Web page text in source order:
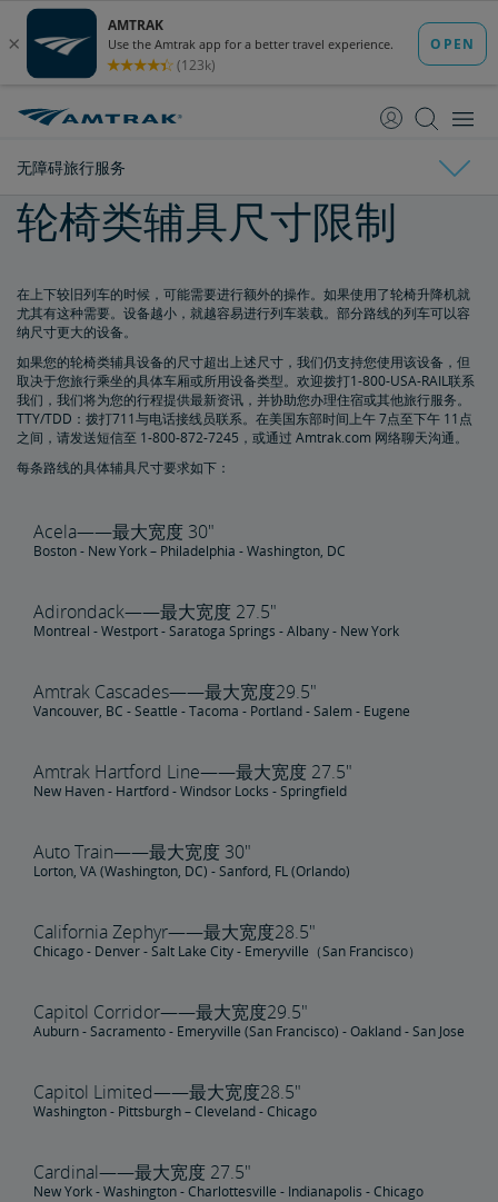
至
至
无障碍旅行服务
车票预订
退款和取消
如何更改预订
如何取消预订
eVoucher
如何使用礼券
交通运输代金券
无障碍旅行服务
为残障乘客预订车票
服务性动物
残障乘客用餐服务
车站无障碍设施
氧气设备
无歧视政策
购买旅行保险，保障安心出行
人身与财产安全
轮椅类辅具尺寸限制
在上下较旧列车的时候，可能需要进行额外的操作。如果使用了轮椅升降机就
尤其有这种需要。设备越小，就越容易进行列车装载。部分路线的列车可以容
纳尺寸更大的设备。
如果您的轮椅类辅具设备的尺寸超出上述尺寸，我们仍支持您使用该设备，但
取决于您旅行乘坐的具体车厢或所用设备类型。欢迎拨打1-800-USA-RAIL联系
我们，我们将为您的行程提供最新资讯，并协助您办理住宿或其他旅行服务。
TTY/TDD：拨打711与电话接线员联系。在美国东部时间上午 7点至下午 11点
之间，请发送短信至 1-800-872-7245，或通过 Amtrak.com 网络聊天沟通。
每条路线的具体辅具尺寸要求如下：
Acela——最大宽度 30"
Boston - New York – Philadelphia - Washington, DC
Adirondack——最大宽度 27.5"
Montreal - Westport - Saratoga Springs - Albany - New York
Amtrak Cascades——最大宽度29.5"
Vancouver, BC - Seattle - Tacoma - Portland - Salem - Eugene
Amtrak Hartford Line——最大宽度 27.5"
New Haven - Hartford - Windsor Locks - Springfield
Auto Train——最大宽度 30"
Lorton, VA (Washington, DC) - Sanford, FL (Orlando)
California Zephyr——最大宽度28.5"
Chicago - Denver - Salt Lake City - Emeryville（San Francisco）
Capitol Corridor——最大宽度29.5"
Auburn - Sacramento - Emeryville (San Francisco) - Oakland - San Jose
Capitol Limited——最大宽度28.5"
Washington - Pittsburgh – Cleveland - Chicago
Cardinal——最大宽度 27.5"
New York - Washington - Charlottesville - Indianapolis - Chicago